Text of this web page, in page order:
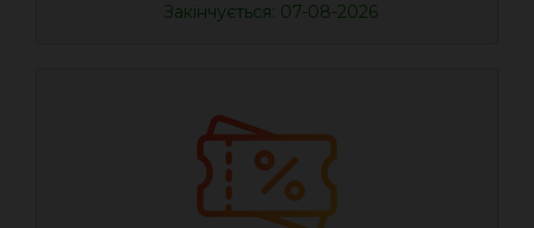
Закінчується: 07-08-2026